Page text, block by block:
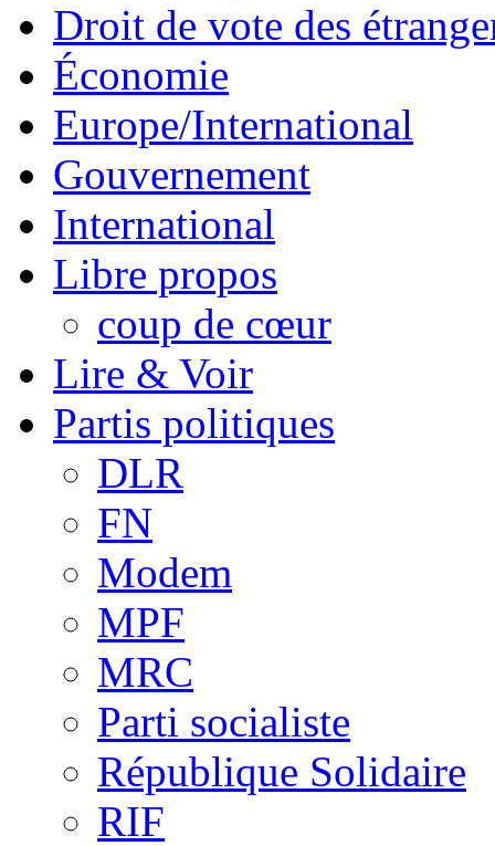
Droit de vote des
Économie
Europe/International
Gouvernement
International
Libre propos
coup de cœur
Lire & Voir
Partis politiques
DLR
FN
Modem
MPF
MRC
Parti socialiste
République Solidaire
RIF